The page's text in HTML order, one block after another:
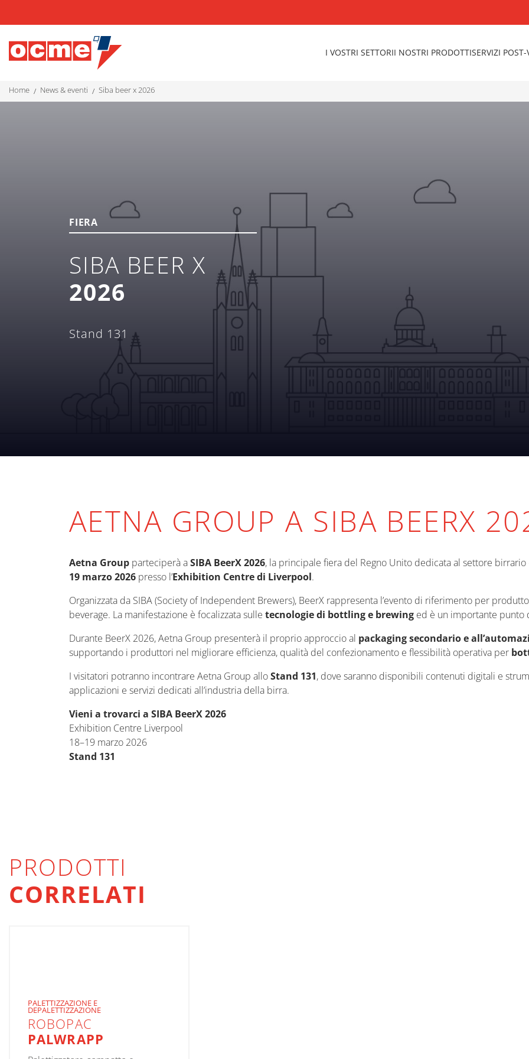
I VOSTRI SETTORII NOSTRI PRODOTTISERVIZI
home news & eventi siba beer x 2026
FIERA
SIBA BEER X
2026
Stand 131
AETNA GROUP A SIBA BEERX
Aetna Group parteciperà aSIBA BeerX 2026, la principale fiera del Regno Unito dedicata al settore
19 marzo 2026 presso l’Exhibition Centre di Liverpool.
Organizzata da SIBA (Society of Independent Brewers), BeerX rappresenta l’evento di riferimento per
beverage. La manifestazione è focalizzata sulle tecnologie di bottling e brewing ed è un importante
Durante BeerX 2026, Aetna Group presenterà il proprio approccio al packaging secondario e
supportando i produttori nel migliorare efficienza, qualità del confezionamento e flessibilità operativa per
I visitatori potranno incontrare Aetna Group alloStand 131, dove saranno disponibili contenuti digitali e
applicazioni e servizi dedicati all’industria della birra.
Vieni a trovarci a SIBA BeerX 2026
Exhibition Centre Liverpool
18–19 marzo 2026
Stand 131
PRODOTTI
CORRELATI
PALETTIZZAZIONE E
DEPALETTIZZAZIONE
ROBOPAC
PALWRAPP